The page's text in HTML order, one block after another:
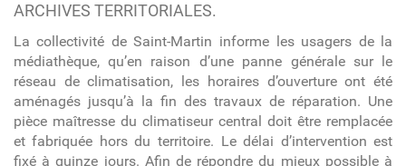
ARCHIVES TERRITORIALES.
La collectivité de Saint-Martin informe les usagers de la
médiathèque, qu’en raison d’une panne générale sur le
réseau de climatisation, les horaires d’ouverture ont été
aménagés jusqu’à la fin des travaux de réparation. Une
pièce maîtresse du climatiseur central doit être remplacée
et fabriquée hors du territoire. Le délai d’intervention est
fixé à quinze jours. Afin de répondre du mieux possible à